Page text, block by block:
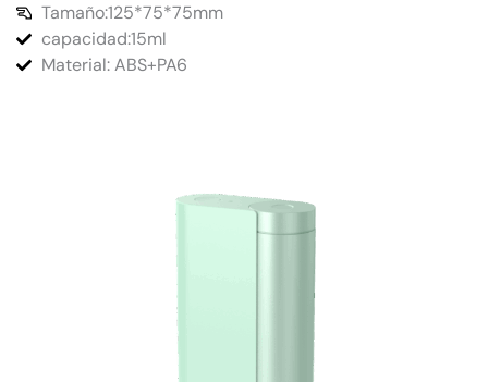
Tamaño:125*75*75mm
capacidad:15ml
Material: ABS+PA6